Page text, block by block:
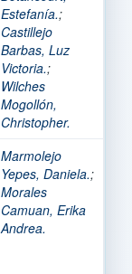
Estefanía.;
Castillejo
Barbas, Luz
Victoria.;
Wilches
Mogollón,
Christopher.
Marmolejo
Yepes, Daniela.;
Morales
Camuan, Erika
Andrea.